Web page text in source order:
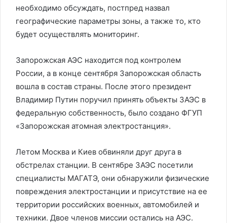
необходимо обсуждать, постпред назвал
географические параметры зоны, а также то, кто
будет осуществлять мониторинг.
Запорожская АЭС находится под контролем
России, а в конце сентября Запорожская область
вошла в состав страны. После этого президент
Владимир Путин поручил принять объекты ЗАЭС в
федеральную собственность, было создано ФГУП
«Запорожская атомная электростанция».
Летом Москва и Киев обвиняли друг друга в
обстрелах станции. В сентябре ЗАЭС посетили
специалисты МАГАТЭ, они обнаружили физические
повреждения электростанции и присутствие на ее
территории российских военных, автомобилей и
техники. Двое членов миссии остались на АЭС.